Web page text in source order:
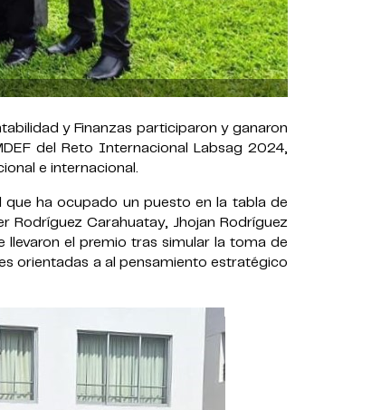
y Finanzas participaron y ganaron
del Reto Internacional Labsag 2024,
e internacional.
que ha ocupado un puesto en la tabla de
Rodríguez Carahuatay, Jhojan Rodríguez
llevaron el premio tras simular la toma de
orientadas a al pensamiento estratégico